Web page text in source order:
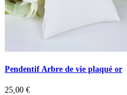
Pendentif Arbre de vie plaqué or
25,00 €